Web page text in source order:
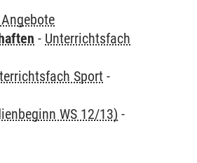
- Unterrichtsfach
Sport -
WS 12/13) -